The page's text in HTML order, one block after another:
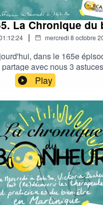
La Chronique du
| mercredi 8 octobre
dans le 165e
avec nous 3
page Hello Asso :
de vibrer au rythme
Play